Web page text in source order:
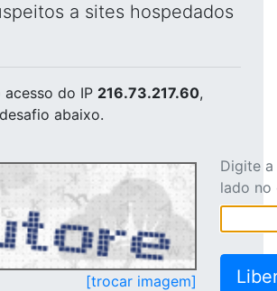
a sites hospedados
acesso do IP 216.73.217.60,
abaixo.
[trocar imagem]
Digite
lado no